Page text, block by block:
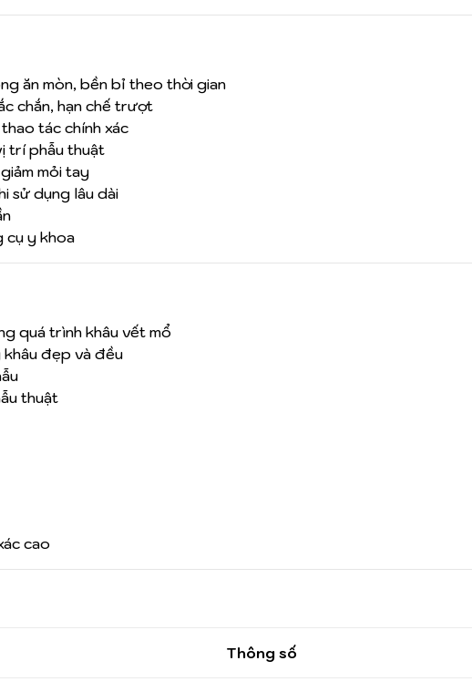
ăn mòn, bền bỉ theo thời gian
chắn, hạn chế trượt
tác chính xác
trí phẫu thuật
mỏi tay
sử dụng lâu dài
cụ y khoa
quá trình khâu vết mổ
đẹp và đều
thuật
cao
Thông số